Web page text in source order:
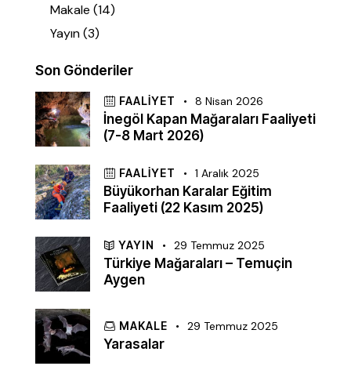
Makale (14)
Yayın(3)
Son Gönderiler
FAALIYET 8 Nisan 2026
İnegöl Kapan Mağaraları Faaliyeti
(7-8 Mart 2026)
FAALIYET 1 Aralık 2025
Büyükorhan Karalar Eğitim
Faaliyeti (22 Kasım 2025)
YAYIN 29 Temmuz 2025
Türkiye Mağaraları – Temuçin
Aygen
MAKALE 29 Temmuz 2025
Yarasalar